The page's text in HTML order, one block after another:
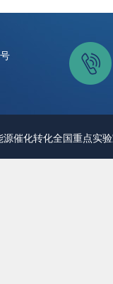
催化转化全国重点实